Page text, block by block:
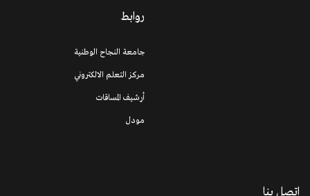
روابط
جامعة النجاح الوطنية
مركز التعلم الالكتروني
أرشيف المساقات
مودل
اتصل بنا